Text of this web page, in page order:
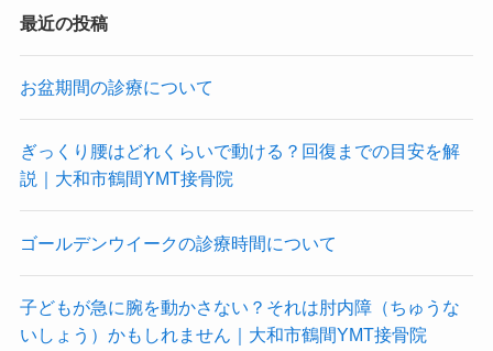
最近の投稿
お盆期間の診療について
ぎっくり腰はどれくらいで動ける？回復までの目安を解
説｜大和市鶴間YMT接骨院
ゴールデンウイークの診療時間について
子どもが急に腕を動かさない？それは肘内障（ちゅうな
いしょう）かもしれません｜大和市鶴間YMT接骨院